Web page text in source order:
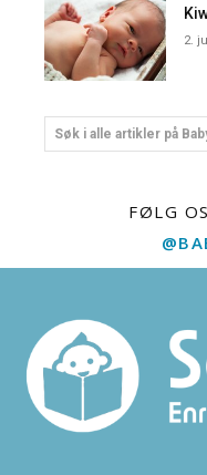
2.
Søk i alle artikler på
FØLG